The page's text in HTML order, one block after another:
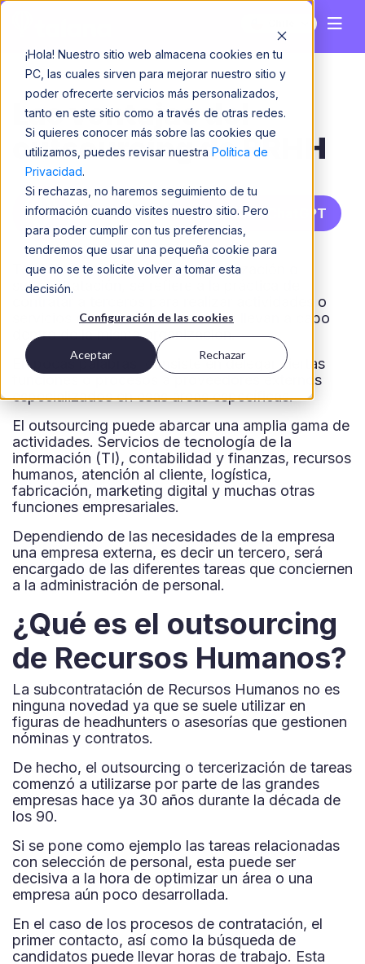
¡Hola! Nuestro sitio web almacena cookies en tu
PC, las cuales sirven para mejorar nuestro sitio y
poder ofrecerte servicios más personalizados,
tanto en este sitio como a través de otras redes.
Si quieres conocer más sobre las cookies que
utilizamos, puedes revisar nuestra Política de
Privacidad.
Si rechazas, no haremos seguimiento de tu
información cuando visites nuestro sitio. Pero
para poder cumplir con tus preferencias,
tendremos que usar una pequeña cookie para
que no se te solicite volver a tomar esta
decisión.
Configuración de las cookies
Aceptar Rechazar
Las ventajas del
outsourcing de RRHH
Dani y Fer Resumir con ChatGPT
También conocido como externalización o
subcontratación, se refiere a la práctica de
contratar a terceros para realizar actividades o
servicios que tradicionalmente se llevan a cabo
dentro de la misma organización.
En pocas palabras, consiste en delegar ciertas
funciones o procesos a proveedores externos
especializados en esas áreas específicas.
El outsourcing puede abarcar una amplia gama de
actividades. Servicios de tecnología de la
información (TI), contabilidad y finanzas, recursos
humanos, atención al cliente, logística,
fabricación, marketing digital y muchas otras
funciones empresariales.
Dependiendo de las necesidades de la empresa
una empresa externa, es decir un tercero, será
encargado de las diferentes tareas que conciernen
a la administración de personal.
¿Qué es el outsourcing
de Recursos Humanos?
La subcontratación de Recursos Humanos no es
ninguna novedad ya que se suele utilizar en
figuras de headhunters o asesorías que gestionen
nóminas y contratos.
De hecho, el outsourcing o tercerización de tareas
comenzó a utilizarse por parte de las grandes
empresas hace ya 30 años durante la década de
los 90.
Si se pone como ejemplo las tareas relacionadas
con selección de personal, esta puede ser
decisiva a la hora de optimizar un área o una
empresa aún poco desarrollada.
En el caso de los procesos de contratación, el
primer contacto, así como la búsqueda de
candidatos puede llevar horas de trabajo. Esta